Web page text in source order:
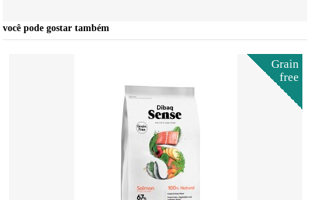
você pode gostar também
Grain
free